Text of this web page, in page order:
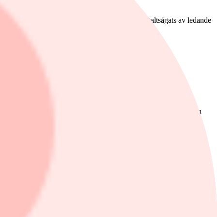
från telefonen till flyget och biografen har totaltsågats av ledande
40 procent av avkastningen sedan år 2000.
år senare hade prognosen höjts till 0,03 procent.
sjunkit dramatiskt i takt med massproduktion.
som lyckats ta in mest riskkapital under de senaste åren
bioskrivning, flytande och vertikala odlingar och resande i
trodde i början och många kommer att vara mycket skeptiska.